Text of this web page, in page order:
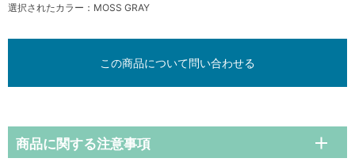
選択されたカラー：MOSS GRAY
この商品について問い合わせる
商品に関する注意事項